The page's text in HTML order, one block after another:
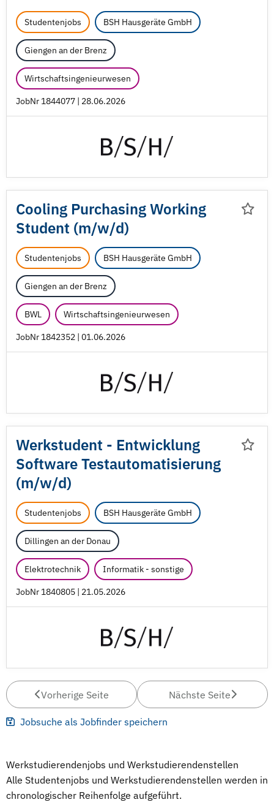
Studentenjobs BSH Hausgeräte GmbH
Giengen an der Brenz
Wirtschaftsingenieurwesen
JobNr 1844077 | 28.06.2026
Cooling Purchasing Working
Student (m/w/d)
Studentenjobs BSH Hausgeräte GmbH
Giengen an der Brenz
BWL Wirtschaftsingenieurwesen
JobNr 1842352 | 01.06.2026
Werkstudent - Entwicklung
Software Testautomatisierung
(m/w/d)
Studentenjobs BSH Hausgeräte GmbH
Dillingen an der Donau
Elektrotechnik Informatik - sonstige
JobNr 1840805 | 21.05.2026
Vorherige Seite Nächste Seite
Jobsuche als Jobfinder speichern
Werkstudierendenjobs und Werkstudierendenstellen
Alle Studentenjobs und Werkstudierendenstellen werden in
chronologischer Reihenfolge aufgeführt.